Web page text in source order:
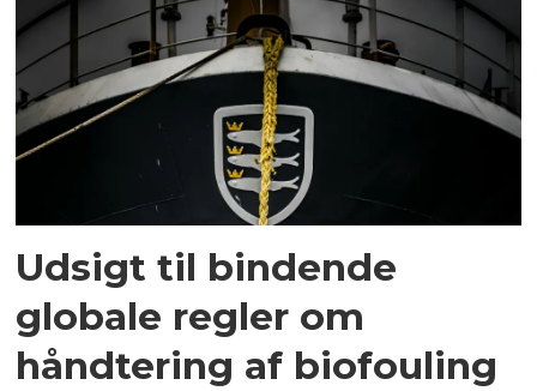
Udsigt til bindende
globale regler om
håndtering af biofouling